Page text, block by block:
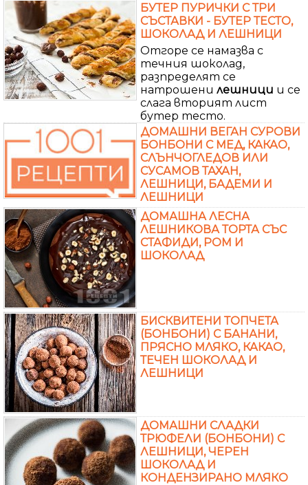
БУТЕР ПУРИЧКИ С ТРИ
СЪСТАВКИ - БУТЕР ТЕСТО,
ШОКОЛАД И ЛЕШНИЦИ
Отгоре се намазва с
течния шоколад,
разпределят се
натрошени лешници и се
слага вторият лист
бутер тесто.
ДОМАШНИ ВЕГАН СУРОВИ
БОНБОНИ С МЕД, КАКАО,
СЛЪНЧОГЛЕДОВ ИЛИ
СУСАМОВ ТАХАН,
ЛЕШНИЦИ, БАДЕМИ И
ЛЕШНИЦИ
ДОМАШНА ЛЕСНА
ЛЕШНИКОВА ТОРТА СЪС
СТАФИДИ, РОМ И
ШОКОЛАД
БИСКВИТЕНИ ТОПЧЕТА
(БОНБОНИ) С БАНАНИ,
ПРЯСНО МЛЯКО, КАКАО,
ТЕЧЕН ШОКОЛАД И
ЛЕШНИЦИ
ДОМАШНИ СЛАДКИ
ТРЮФЕЛИ (БОНБОНИ) С
ЛЕШНИЦИ, ЧЕРЕН
ШОКОЛАД И
КОНДЕНЗИРАНО МЛЯКО